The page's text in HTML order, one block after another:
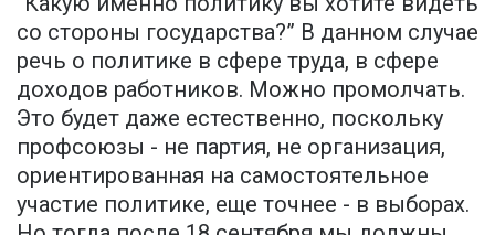
со стороны государства?” В данном случае
речь о политике в сфере труда, в сфере
доходов работников. Можно промолчать.
Это будет даже естественно, поскольку
профсоюзы - не партия, не организация,
ориентированная на самостоятельное
участие политике, еще точнее - в выборах.